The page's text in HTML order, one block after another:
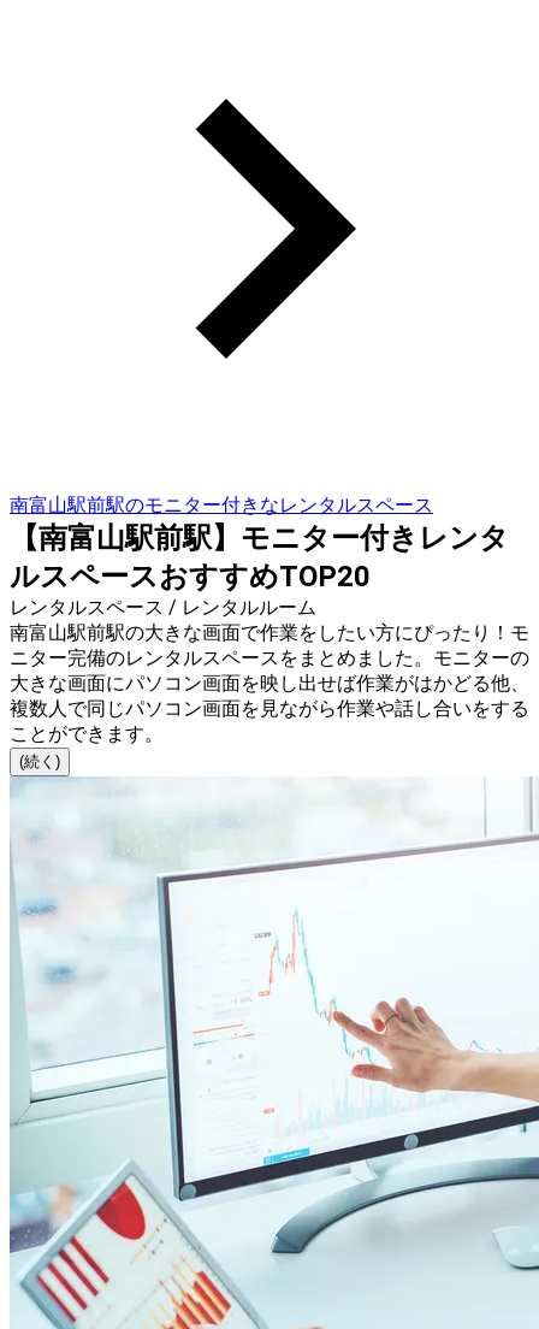
南富山駅前駅のモニター付きなレンタルスペース
【南富山駅前駅】モニター付きレンタ
ルスペースおすすめTOP20
レンタルスペース / レンタルルーム
南富山駅前駅の大きな画面で作業をしたい方にぴったり！モ
ニター完備のレンタルスペースをまとめました。モニターの
大きな画面にパソコン画面を映し出せば作業がはかどる他、
複数人で同じパソコン画面を見ながら作業や話し合いをする
ことができます。
(続く)